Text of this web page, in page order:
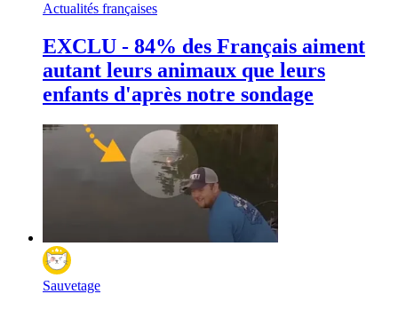
Actualités françaises
EXCLU - 84% des Français aiment
autant leurs animaux que leurs
enfants d'après notre sondage
Sauvetage